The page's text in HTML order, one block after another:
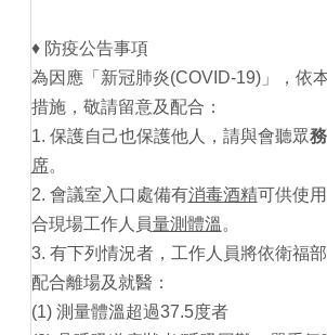
♦ 防疫公告事項
為因應「新冠肺炎(COVID-19)」，依
措施，敬請留意及配合：
1. 保護自己也保護他人，請與會聽眾
席。
2. 會議室入口處備有消毒酒精可供使
合現場工作人員量測體溫 。
3. 有下列情況者，工作人員將依衛福
配合離場及就醫：
(1) 測量體溫超過37.5度者